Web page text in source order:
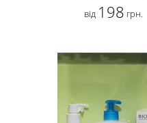
від 198 грн.